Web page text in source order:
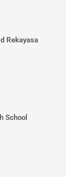
Rekayasa
School